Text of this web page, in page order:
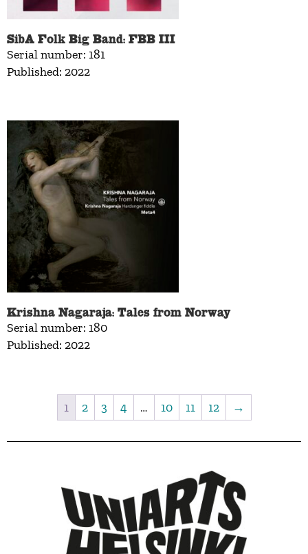
SibA Folk Big Band: FBB III
Serial number: 181
Published: 2022
Krishna Nagaraja: Tales from Norway
Serial number: 180
Published: 2022
1 2 3 4 … 10 11 12 →